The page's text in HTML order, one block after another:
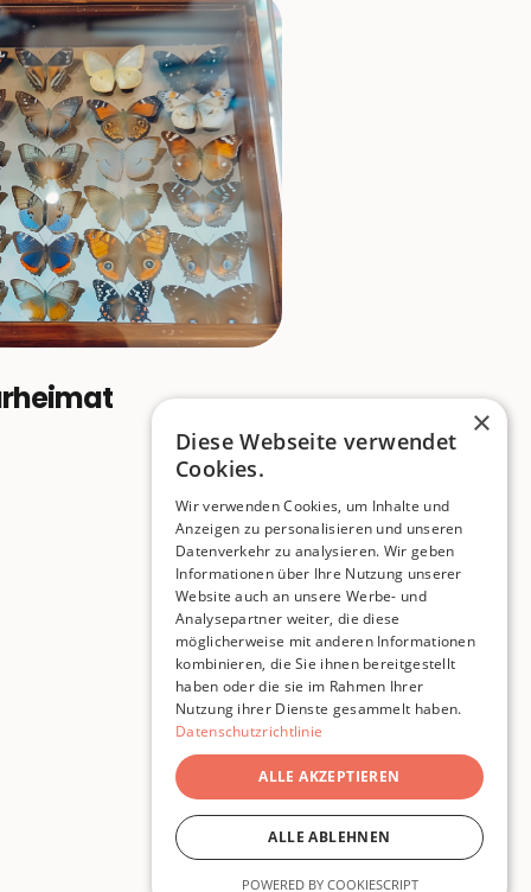
© 2026 Pigeon Publishing
×
Diese Webseite verwendet
Cookies.
Wir verwenden Cookies, um Inhalte und
Anzeigen zu personalisieren und unseren
Datenverkehr zu analysieren. Wir geben
Informationen über Ihre Nutzung unserer
Website auch an unsere Werbe- und
Analysepartner weiter, die diese
möglicherweise mit anderen Informationen
kombinieren, die Sie ihnen bereitgestellt
haben oder die sie im Rahmen Ihrer
Nutzung ihrer Dienste gesammelt haben.
Datenschutzrichtlinie
ALLE AKZEPTIEREN
ALLE ABLEHNEN
POWERED BY COOKIESCRIPT